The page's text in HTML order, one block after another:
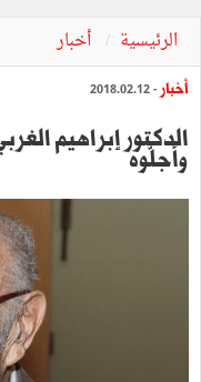
الرئيسية أخبار
أخبار - 2018.02.12
الدكتور إبراهيم
وأجلّوه